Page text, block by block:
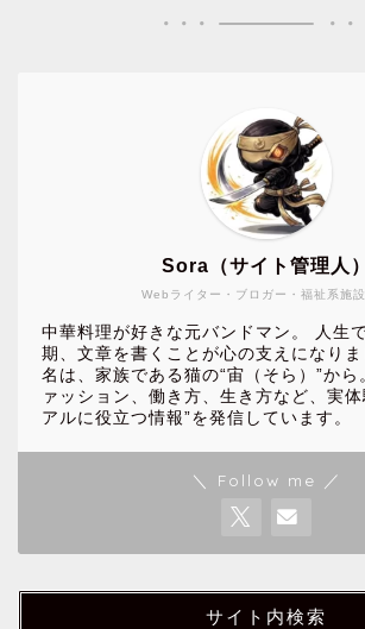
Webライター・ブロガー・福祉系施
Sora（サイト管理人）
中華料理が好きな元バンドマン。 人生
期、文章を書くことが心の支えになり
名は、家族である猫の“宙（そら）”か
ァッション、働き方、生き方など、実体
アルに役立つ情報”を発信しています。
＼ Follow me ／
サイト内検索